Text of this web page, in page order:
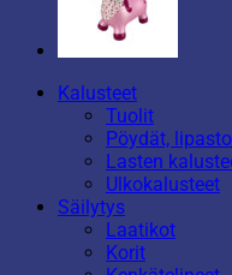
Kalusteet
Tuolit
Pöydät,
Lasten
Ulkokalusteet
Säilytys
Laatikot
Korit